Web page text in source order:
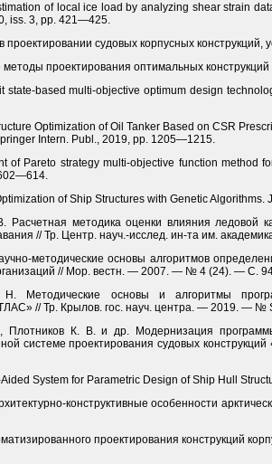
of local ice load by analyzing shear strain
iss. 3, pp. 421—425.
судовых корпусных
проектирования оптимальных
state-based multi-objective optimum design
Optimization of Oil Tanker Based on CSR
Intern. Publ., 2019, pp. 1205—1215.
of Pareto strategy multi-objective function method
of Ship Structures with Genetic
методика оценки влияния ледовой
// Тр. Центр. науч.-исслед. ин-та им.
методические основы алгоритмов
// Мор. вестн. — 2007. — № 4 (24). — С.
основы и алгоритмы
// Тр. Крылов. гос. науч. центра. — 2019. —
К. В. и др. Модернизация
системе проектирования судовых
System for Parametric Design of Ship Hull
конструктивные особенности
проектирования конструкций